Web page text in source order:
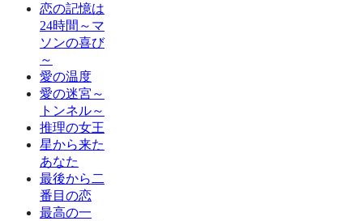
恋の記憶は
24時間～マ
ソンの喜び
～
愛の温度
愛の迷宮～
トンネル～
推理の女王
星から来た
あなた
最後から二
番目の恋
最高の一